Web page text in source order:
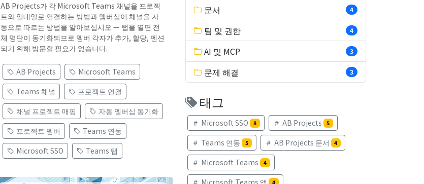
AB Projects가 각 Microsoft Teams 채널을 프로젝
트와 일대일로 연결하는 방법과 멤버십이 채널을 자
동으로 따르는 방법을 알아보십시오 — 탭을 열면 전
체 명단이 동기화되므로 멤버 각자가 추가, 할당, 멘션
되기 위해 방문할 필요가 없습니다.
AB Projects
Microsoft Teams
Teams 채널
프로젝트 연결
채널 프로젝트 매핑
자동 멤버십 동기화
프로젝트 멤버
Teams 연동
Microsoft SSO
Teams 탭
문서 4
팀 및 권한 4
AI 및 MCP 3
문제 해결 3
태그
Microsoft SSO 8 AB Projects 5
Teams 연동 5 AB Projects 문서 4
Microsoft Teams 4
Microsoft Teams 앱 4